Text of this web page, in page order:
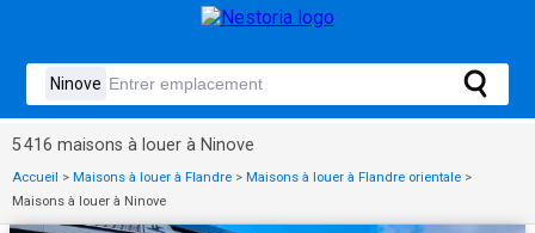
5 416 maisons à louer à Ninove
Accueil > Maisons à louer à Flandre > Maisons à louer à Flandre orientale >
Maisons à louer à Ninove